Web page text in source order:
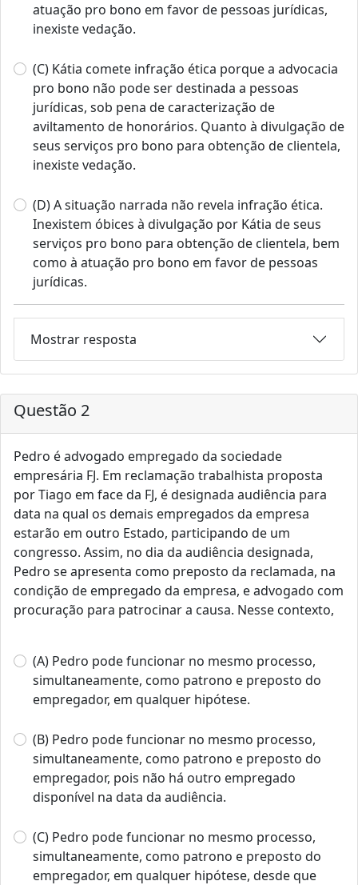
atuação pro bono em favor de pessoas jurídicas,
inexiste vedação.
(C) Kátia comete infração ética porque a advocacia
pro bono não pode ser destinada a pessoas
jurídicas, sob pena de caracterização de
aviltamento de honorários. Quanto à divulgação de
seus serviços pro bono para obtenção de clientela,
inexiste vedação.
(D) A situação narrada não revela infração ética.
Inexistem óbices à divulgação por Kátia de seus
serviços pro bono para obtenção de clientela, bem
como à atuação pro bono em favor de pessoas
jurídicas.
Mostrar resposta
Questão 2
Pedro é advogado empregado da sociedade
empresária FJ. Em reclamação trabalhista proposta
por Tiago em face da FJ, é designada audiência para
data na qual os demais empregados da empresa
estarão em outro Estado, participando de um
congresso. Assim, no dia da audiência designada,
Pedro se apresenta como preposto da reclamada, na
condição de empregado da empresa, e advogado com
procuração para patrocinar a causa. Nesse contexto,
(A) Pedro pode funcionar no mesmo processo,
simultaneamente, como patrono e preposto do
empregador, em qualquer hipótese.
(B) Pedro pode funcionar no mesmo processo,
simultaneamente, como patrono e preposto do
empregador, pois não há outro empregado
disponível na data da audiência.
(C) Pedro pode funcionar no mesmo processo,
simultaneamente, como patrono e preposto do
empregador, em qualquer hipótese, desde que